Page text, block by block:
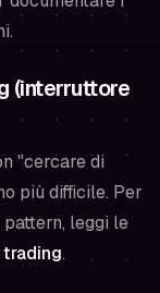
.
(interruttore
"cercare di
più difficile. Per
leggi le
trading.